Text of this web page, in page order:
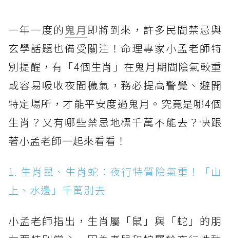
一年一度的 鬼月 即將到來，許多民間禁忌與
玄學話題也備受關注！命理專家小孟老師特
別提醒，有「4個生肖」在鬼月期間陰氣較重
或容易吸收夜間穢氣，務必提高警覺、避開
特定場所，才能平安度過鬼月。究竟是哪4個
生肖？又有哪些禁忌地標千萬不能去？快跟
著小孟老師一起來看看！
1. 生肖鼠、生肖蛇：夜行特質陰氣重！「山
上、水邊」千萬別去
小孟老師指出，生肖屬「鼠」與「蛇」的朋